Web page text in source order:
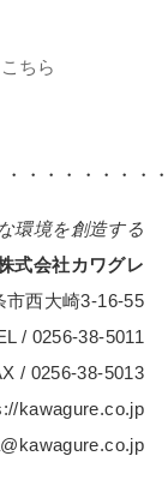
ちら
・・・・・・
環境を創造する
式会社カワグレ
市西大崎3-16-55
/ 0256-38-5011
/ 0256-38-5013
kawagure.co.jp